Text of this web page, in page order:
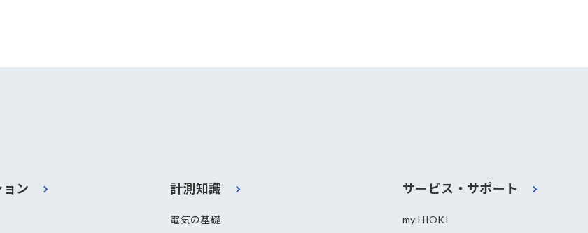
ン 計測知識
電気の基礎
サービス・サポート
my HIOKI